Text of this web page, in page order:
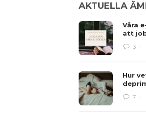
AKTUELLA
Våra
att
3
Hur
7